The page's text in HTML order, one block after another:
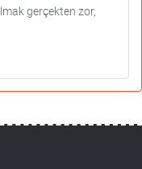
gerçekten zor,